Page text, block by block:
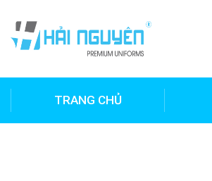
TRANG CHỦ